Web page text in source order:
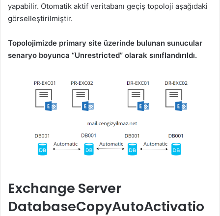
yapabilir. Otomatik aktif veritabanı geçiş topoloji aşağıdaki
görselleştirilmiştir.
Topolojimizde primary site üzerinde bulunan sunucular
senaryo boyunca “Unrestricted” olarak sınıflandırıldı.
Exchange Server
DatabaseCopyAutoActivatio